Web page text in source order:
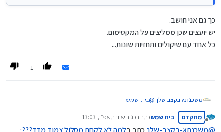
היוון [לאחר שנה 10% הנחה, לאחר שנתיים 20% וכן
כך גם אני חושב.
יש יועצים שכן ממליצים על המקסימום.
כל אחד עם שיקולים ותחזיות שונות...
1
משכנתא בקצב שלך@בית-שמש
לא רלוונטי לגבי שתי שלישי המשכנתא שאינם במסלולי
קבועות ששם העמלות היוון יחסית מזעריות.
מנותק
מתקדם בית שמשכתב בכג חשוון תשפ״ו, 13:03
נערך לאחרונה על ידי
@משכנתא-בקצב-שלךכתב בלמה לא לקחת מסלול צמוד מדד???: